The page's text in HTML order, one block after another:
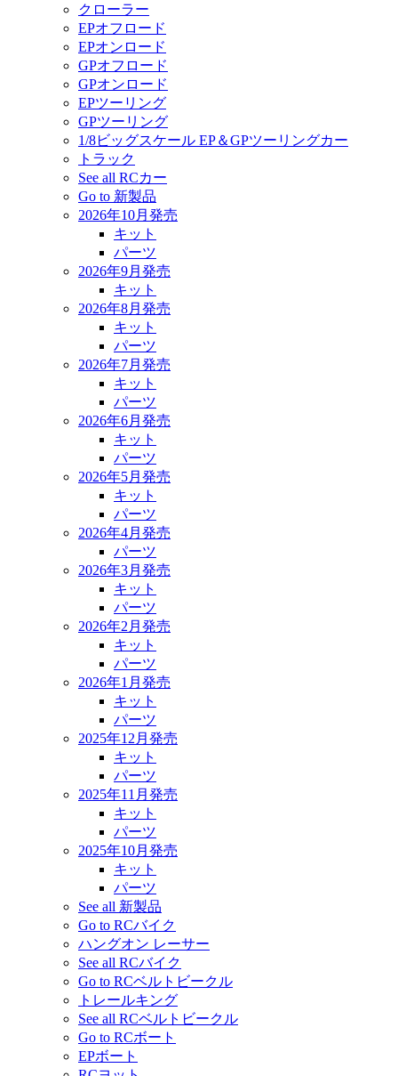
クローラー
EPオフロード
EPオンロード
GPオフロード
GPオンロード
EPツーリング
GPツーリング
1/8ビッグスケール EP＆GPツーリングカー
トラック
See all RCカー
Go to 新製品
2026年10月発売
キット
パーツ
2026年9月発売
キット
2026年8月発売
キット
パーツ
2026年7月発売
キット
パーツ
2026年6月発売
キット
パーツ
2026年5月発売
キット
パーツ
2026年4月発売
パーツ
2026年3月発売
キット
パーツ
2026年2月発売
キット
パーツ
2026年1月発売
キット
パーツ
2025年12月発売
キット
パーツ
2025年11月発売
キット
パーツ
2025年10月発売
キット
パーツ
See all 新製品
Go to RCバイク
ハングオン レーサー
See all RCバイク
Go to RCベルトビークル
トレールキング
See all RCベルトビークル
Go to RCボート
EPボート